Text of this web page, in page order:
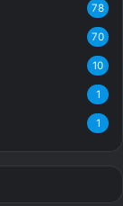
78
70
10
1
1